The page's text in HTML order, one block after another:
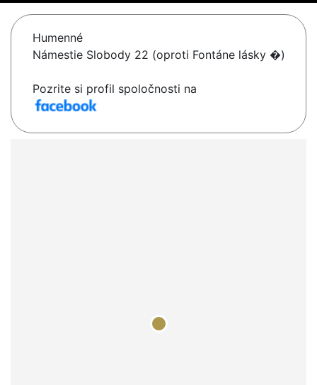
Humenné
Námestie Slobody 22 (oproti Fontáne lásky �)
Pozrite si profil spoločnosti na